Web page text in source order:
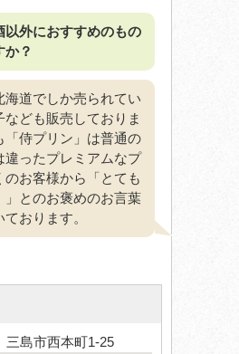
以外におすすめのもの
か？
道でしか売られてい
なども販売しておりま
「侍プリン」は普通の
違ったプレミアムなプ
のお客様から「とても
」とのお褒めのお言葉
おります。
島市西本町1-25